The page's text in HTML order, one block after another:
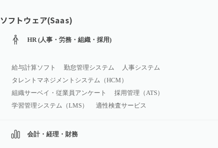
ソフトウェア(Saas)
HR (人事・労務・組織・採用)
給与計算ソフト 勤怠管理システム
人事システム
タレントマネジメントシステム（HCM）
組織サーベイ・従業員アンケート
採用管理（ATS）
学習管理システム（LMS）
適性検査サービス
会計・経理・財務